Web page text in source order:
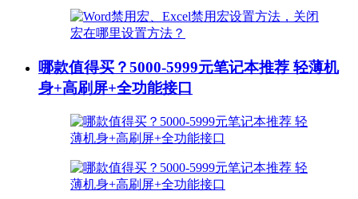
哪款值得买？5000-5999元笔记本推荐 轻薄机
身+高刷屏+全功能接口